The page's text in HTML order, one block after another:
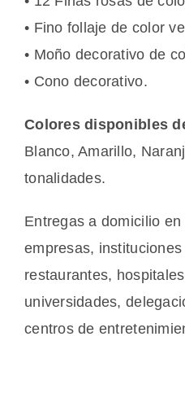
• Fino follaje de color
• Moño decorativo de
• Cono decorativo.
Colores disponibles
Blanco, Amarillo,
tonalidades.
Entregas a domicilio
empresas,
restaurantes,
universidades,
centros de